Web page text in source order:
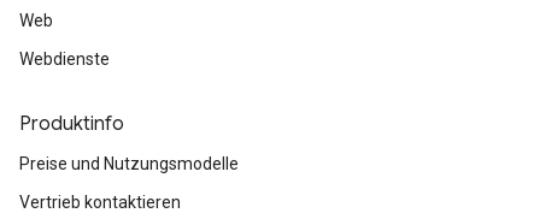
Web
Webdienste
Produktinfo
Preise und Nutzungsmodelle
Vertrieb kontaktieren